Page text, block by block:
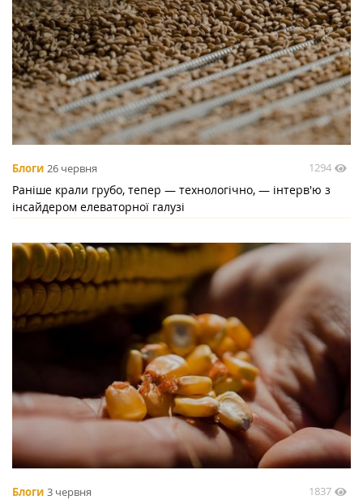
Блоги 26 червня 1294
Раніше крали грубо, тепер — технологічно, — інтерв'ю з
інсайдером елеваторної галузі
Блоги 3 червня 1837